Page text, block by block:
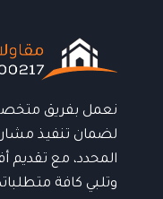
نعمل بفريق
لضمان تنفيذ
المحدد، مع تقديم
وتلبي كافة